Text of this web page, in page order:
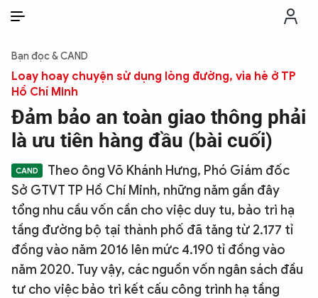
THỜI SỰ
CHỐNG DIỄN BIẾN HÒA BÌNH
XÃ HỘI
PHÁP LUẬT
CÔNG NGHỆ
Bạn đọc & CAND
Loay hoay chuyện sử dụng lòng đường, vỉa hè ở TP
Hồ Chí Minh
Đảm bảo an toàn giao thông phải
là ưu tiên hàng đầu (bài cuối)
Theo ông Võ Khánh Hưng, Phó Giám đốc
Sở GTVT TP Hồ Chí Minh, những năm gần đây
tổng nhu cầu vốn cần cho việc duy tu, bảo trì hạ
tầng đường bộ tại thành phố đã tăng từ 2.177 tỉ
đồng vào năm 2016 lên mức 4.190 tỉ đồng vào
năm 2020. Tuy vậy, các nguồn vốn ngân sách đầu
tư cho việc bảo trì kết cấu công trình hạ tầng